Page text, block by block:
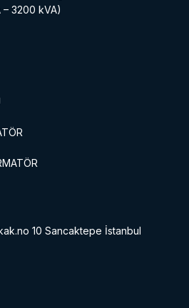
– 3200 kVA)
10 Sancaktepe İstanbul